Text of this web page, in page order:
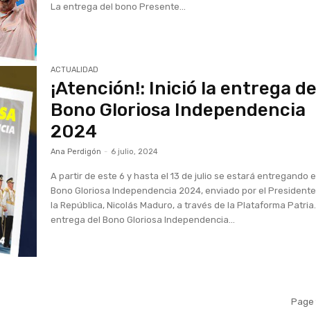
La entrega del bono Presente...
ACTUALIDAD
¡Atención!: Inició la entrega
Bono Gloriosa Independencia
2024
Ana Perdigón - 6 julio, 2024
A partir de este 6 y hasta el 13 de julio se estará entregando
Bono Gloriosa Independencia 2024, enviado por el
la República, Nicolás Maduro, a través de la Plataforma
entrega del Bono Gloriosa Independencia...
Page